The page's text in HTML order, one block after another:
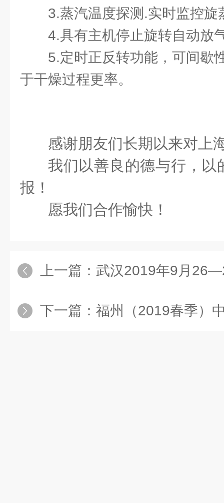
3.蒸汽温度探测.实时监控旋
4.具有主机停止旋转自动放
5.定时正反转功能，可间歇
于干燥过程更率。
感谢朋友们长期以来对上
我们以善良的德与行，以
报！
愿我们合作愉快！
上一篇： 武汉2019年9月
下一篇： 福州（2019春季）